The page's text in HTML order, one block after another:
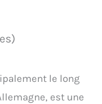
le long
est une